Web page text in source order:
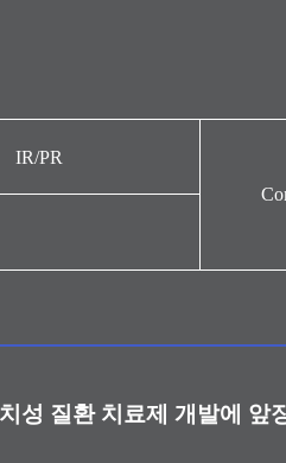
IR/PR
공시정보
내부규정
성 질환 치료제 개발에 앞